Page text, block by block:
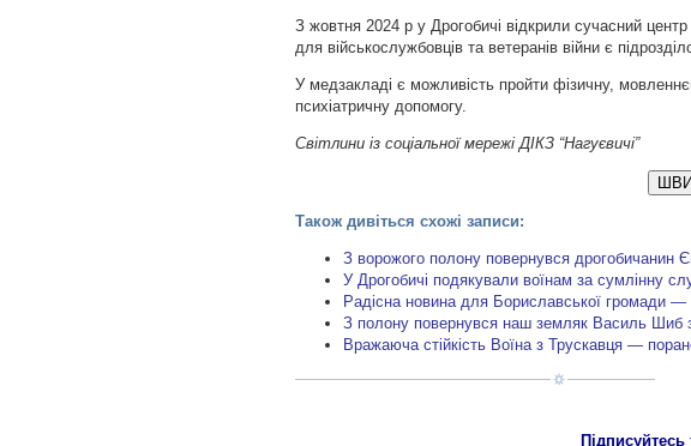
З жовтня 2024 р у Дрогобичі відкрили сучасний центр
для військослужбовців та ветеранів війни є
У медзакладі є можливість пройти фізичну,
психіатричну допомогу.
Світлини із соціальної мережі ДІКЗ “Нагуєвичі”
Також дивіться схожі записи:
З ворожого полону повернувся дрогобичанин
У Дрогобичі подякували воїнам за сумлінну
Радісна новина для Бориславської громади
З полону повернувся наш земляк Василь Шиб
Вражаюча стійкість Воїна з Трускавця —